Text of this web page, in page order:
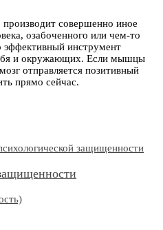
совершенно иное
озабоченного или чем-то
инструмент
и окружающих. Если мышцы
отправляется позитивный
прямо сейчас.